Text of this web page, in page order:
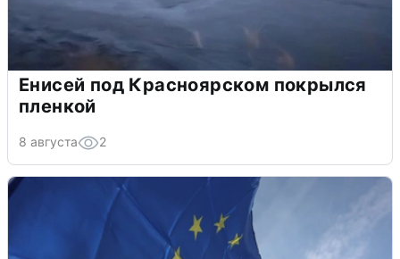
Енисей под Красноярском покрылся
пленкой
8 августа 2